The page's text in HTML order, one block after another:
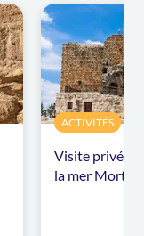
ACTIVITÉS
Visite privée
la mer Morte